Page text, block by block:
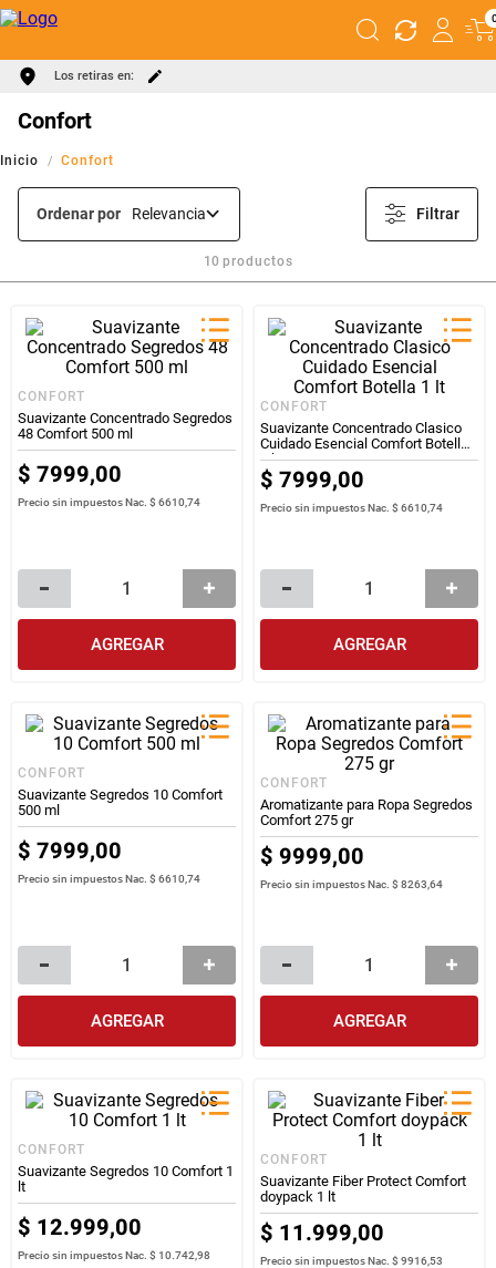
Los retiras en:
Confort
Confort
Ordenar por Relevancia Filtrar
10 productos
CONFORT
Suavizante Concentrado Segredos
48 Comfort 500 ml
$ 7999,00
Precio sin impuestos Nac.$ 6610,74
AGREGAR
CONFORT
Suavizante Concentrado Clasico
Cuidado Esencial Comfort Botella
1 lt
$ 7999,00
Precio sin impuestos Nac.$ 6610,74
AGREGAR
CONFORT
Suavizante Segredos 10 Comfort
500 ml
$ 7999,00
Precio sin impuestos Nac.$ 6610,74
AGREGAR
CONFORT
Aromatizante para Ropa Segredos
Comfort 275 gr
$ 9999,00
Precio sin impuestos Nac.$ 8263,64
AGREGAR
CONFORT
Suavizante Segredos 10 Comfort 1
lt
$ 12.999,00
Precio sin impuestos Nac.$ 10.742,98
CONFORT
Suavizante Fiber Protect Comfort
doypack 1 lt
$ 11.999,00
Precio sin impuestos Nac.$ 9916,53